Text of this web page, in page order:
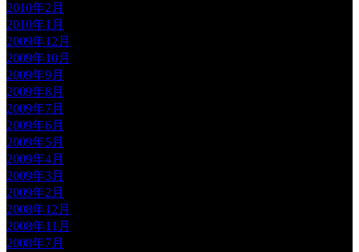
2010年2月
2010年1月
2009年12月
2009年10月
2009年9月
2009年8月
2009年7月
2009年6月
2009年5月
2009年4月
2009年3月
2009年2月
2008年12月
2008年11月
2008年7月